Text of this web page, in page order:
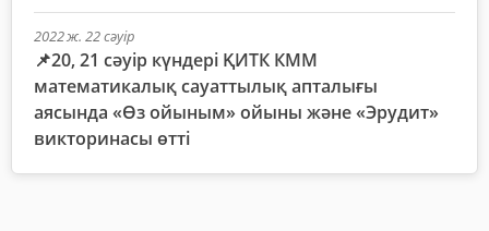
2022 ж. 22 сәуір
📌20, 21 сәуір күндері ҚИТК КММ
математикалық сауаттылық апталығы
аясында «Өз ойыным» ойыны және «Эрудит»
викторинасы өтті